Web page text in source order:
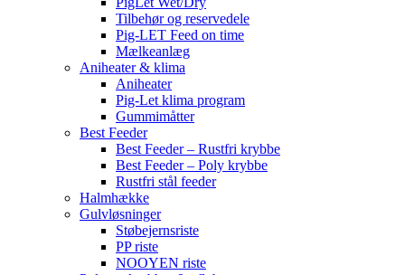
Tilbehør og reservedele
Pig-LET Feed on time
Mælkeanlæg
Aniheater & klima
Aniheater
Pig-Let klima program
Gummimåtter
Best Feeder
Best Feeder – Rustfri krybbe
Best Feeder – Poly krybbe
Rustfri stål feeder
Halmhække
Gulvløsninger
Støbejernsriste
PP riste
NOOYEN riste